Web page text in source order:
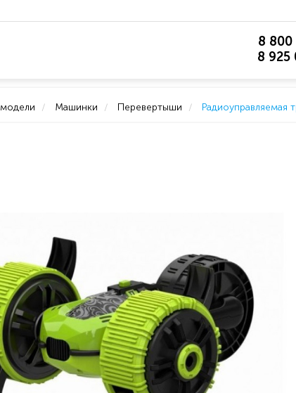
8 800
8 925
Машинки Перевертыши